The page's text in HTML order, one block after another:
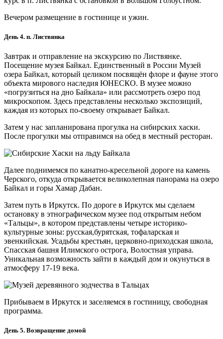
Вечером размещение в гостинице и ужин.
День 4. п. Листвянка
Завтрак и отправление на экскурсию по Листвянке.
Посещение музея Байкал. Единственный в России Музей
озера Байкал, который целиком посвящён флоре и фауне этого
объекта мирового наследия ЮНЕСКО. В музее можно
«погрузиться на дно Байкала» или рассмотреть озеро под
микроскопом. Здесь представлены несколько экспозиций,
каждая из которых по-своему открывает Байкал.
Затем у нас запланирована прогулка на сибирских хаски.
После прогулки мы отправимся на обед в местный ресторан.
Далее поднимемся по канатно-кресельной дороге на камень
Черского, откуда открывается великолепная панорама на озеро
Байкал и горы Хамар Дабан.
Затем путь в Иркутск. По дороге в Иркутск мы сделаем
остановку в этнографическом музее под открытым небом
«Тальцы», в котором представлены четыре историко-
культурные зоны: русская,бурятская, тофаларская и
эвенкийская. Усадьбы крестьян, церковно-приходская школа,
Спасская башня Илимского острога, Волостная управа.
Уникальная возможность зайти в каждый дом и окунуться в
атмосферу 17-19 века.
Прибываем в Иркутск и заселяемся в гостиницу, свободная
программа.
День 5. Возвращение домой